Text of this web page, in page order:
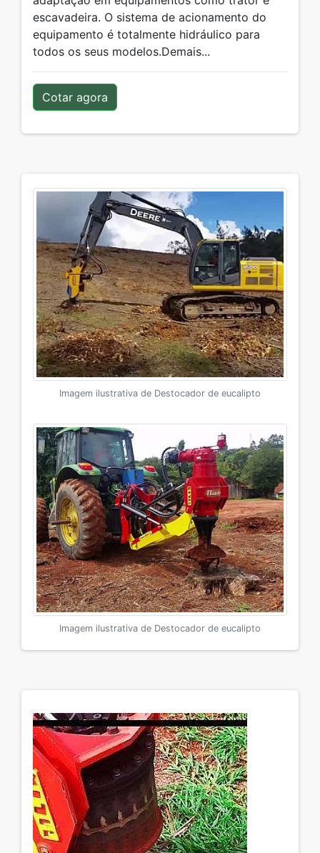
escavadeira. O sistema de acionamento do
equipamento é totalmente hidráulico para
todos os seus modelos.Demais...
Cotar agora
Imagem ilustrativa de Destocador de eucalipto
Imagem ilustrativa de Destocador de eucalipto